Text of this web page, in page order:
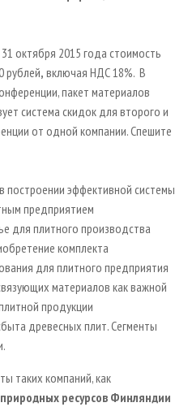
октября 2015 года стоимость
рублей, включая НДС 18%. В
пакет материалов
система скидок для второго и
от одной компании. Спешите
эффективной системы
предприятием
для плитного производства
комплекта
для плитного предприятия
материалов как важной
продукции
древесных плит. Сегменты
таких компаний, как
природных ресурсов Финляндии